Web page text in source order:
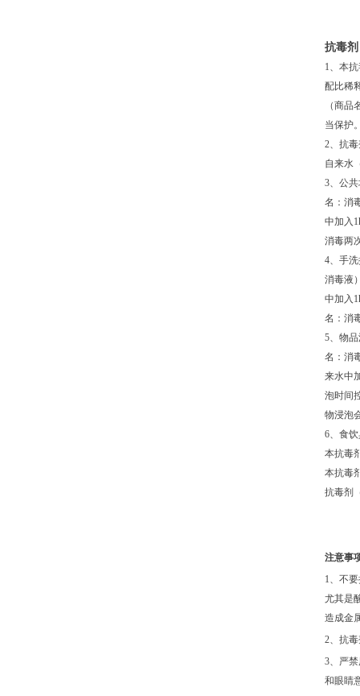
抗毒
1、本
配比稀
（商
当保护
2、抗
自来水
3、公
名：消
中加入
消毒两
4、手
消毒液
中加入
名：消
5、物
名：消
来水中
泡时间
物浸泡
6、食
本抗毒
本抗毒
抗毒剂
注意事
1、不
尤其是
造成金
2、抗
3、严
和眼睛